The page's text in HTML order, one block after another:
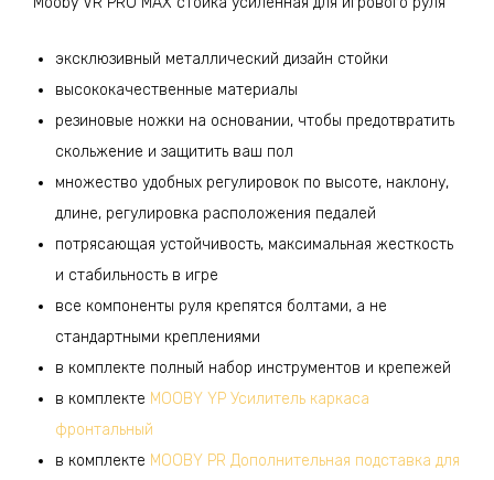
эксклюзивный металлический дизайн стойки
высококачественные материалы
резиновые ножки на основании, чтобы предотвратить
скольжение и защитить ваш пол
множество удобных регулировок по высоте, наклону,
длине, регулировка расположения педалей
потрясающая устойчивость, максимальная жесткость
и стабильность в игре
все компоненты руля крепятся болтами, а не
стандартными креплениями
в комплекте полный набор инструментов и крепежей
в комплекте MOOBY YP Усилитель каркаса
фронтальный
в комплекте MOOBY PR Дополнительная подставка для